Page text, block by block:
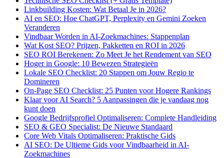
Linkbuilding Kosten: Wat Betaal Je in 2026?
AI en SEO: Hoe ChatGPT, Perplexity en Gemini Zoeken
Veranderen
Vindbaar Worden in AI-Zoekmachines: Stappenplan
Wat Kost SEO? Prijzen, Pakketten en ROI in 2026
SEO ROI Berekenen: Zo Meet Je het Rendement van SEO
Hoger in Google: 10 Bewezen Strategieën
Lokale SEO Checklist: 20 Stappen om Jouw Regio te
Domineren
On-Page SEO Checklist: 25 Punten voor Hogere Rankings
Klaar voor AI Search? 5 Aanpassingen die je vandaag nog
kunt doen
Google Bedrijfsprofiel Optimaliseren: Complete Handleiding
SEO & GEO Specialist: De Nieuwe Standaard
Core Web Vitals Optimaliseren: Praktische Gids
AI SEO: De Ultieme Gids voor Vindbaarheid in AI-
Zoekmachines